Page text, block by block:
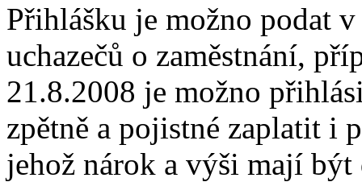
Přihlášku je možno podat
uchazečů o zaměstnání,
21.8.2008 je možno
zpětně a pojistné zaplatit i
jehož nárok a výši mají být